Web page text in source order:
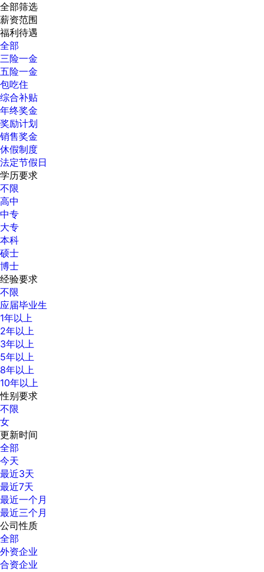
全部筛选
薪资范围
福利待遇
全部
三险一金
五险一金
包吃住
综合补贴
年终奖金
奖励计划
销售奖金
休假制度
法定节假日
学历要求
不限
高中
中专
大专
本科
硕士
博士
经验要求
不限
应届毕业生
1年以上
2年以上
3年以上
5年以上
8年以上
10年以上
性别要求
不限
女
更新时间
全部
今天
最近3天
最近7天
最近一个月
最近三个月
公司性质
全部
外资企业
合资企业